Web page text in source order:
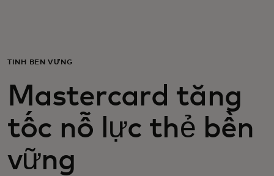
Dành cho doanh nghiệp
Dành cho thế giới
Dành cho nhà đổi mới
TÍNH BỀN VỮNG
Mastercard tăng
tốc nỗ lực thẻ bền
vững